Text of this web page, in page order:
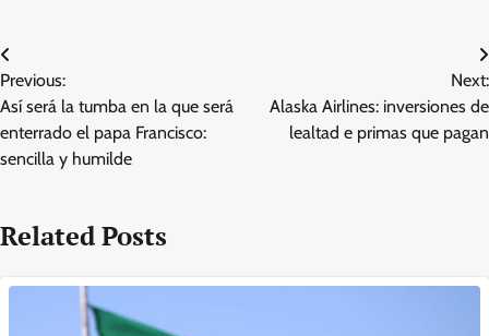
Post
navigation
Previous:
Así será la tumba en la que será
enterrado el papa Francisco:
sencilla y humilde
Next:
Alaska Airlines: inversiones de
lealtad e primas que pagan
Related Posts